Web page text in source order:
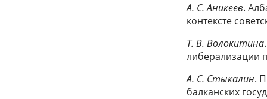
А. С. Аникеев.
контексте
Т. В. Волокитина
либерализации
А. С. Стыкалин.
балканских